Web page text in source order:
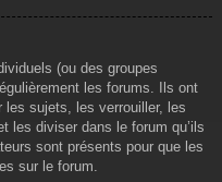
(ou des groupes
les forums. Ils ont
les sujets, les verrouiller, les
les diviser dans le forum qu’ils
sont présents pour que les
sur le forum.